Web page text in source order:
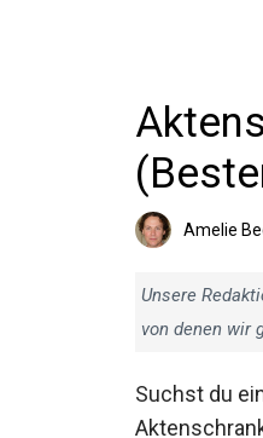
Amelie
Unsere
von denen wir
Suchst du